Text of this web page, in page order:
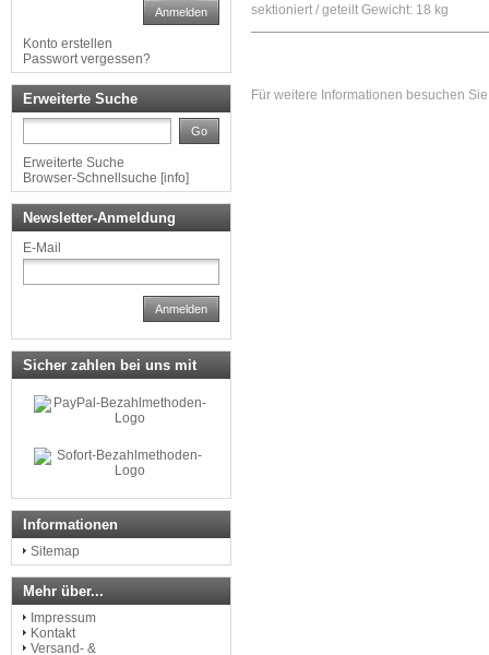
sektioniert / geteilt Gewicht: 18 kg
Für weitere Informationen besuchen
Anmelden
Konto erstellen
Passwort vergessen?
Erweiterte Suche
Go
Erweiterte Suche
Browser-Schnellsuche [info]
Newsletter-Anmeldung
E-Mail
Anmelden
Sicher zahlen bei uns mit
Informationen
Sitemap
Mehr über...
Impressum
Kontakt
Versand- &